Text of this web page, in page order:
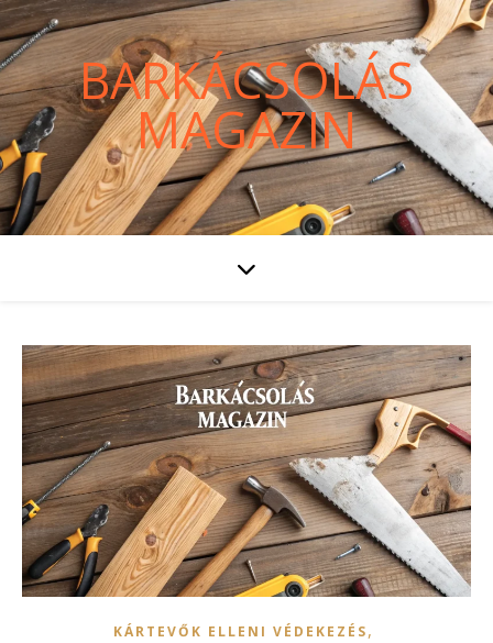
BARKÁCSOLÁS
MAGAZIN
KÁRTEVŐK ELLENI VÉDEKEZÉS,